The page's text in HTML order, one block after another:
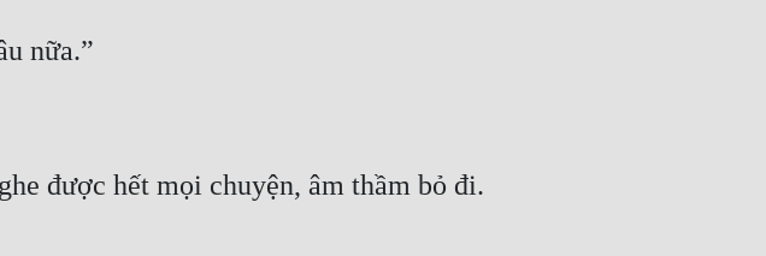
nữa.”
được hết mọi chuyện, âm thầm bỏ đi.